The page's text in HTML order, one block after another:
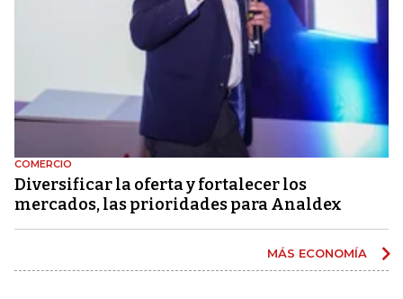
COMERCIO
Diversificar la oferta y fortalecer los
mercados, las prioridades para Analdex
MÁS ECONOMÍA